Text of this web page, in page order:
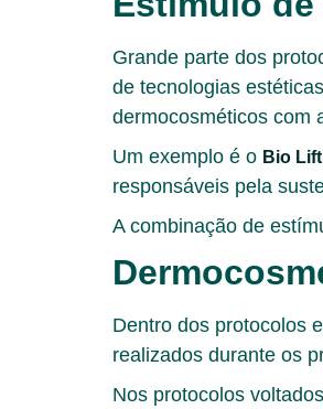
Grande parte dos
de tecnologias
dermocosméticos com
Um exemplo é o Bio Lift
responsáveis pela
A combinação de
Dentro dos protocolos
realizados durante os
Nos protocolos